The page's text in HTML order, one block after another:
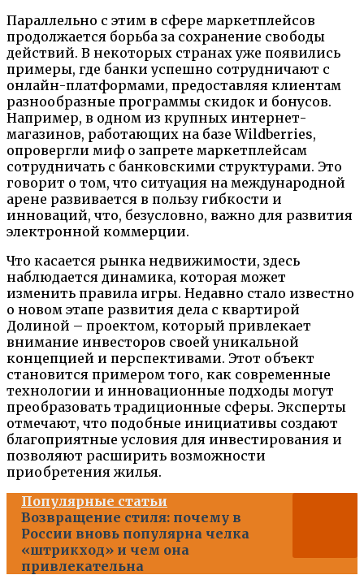
Параллельно с этим в сфере маркетплейсов
продолжается борьба за сохранение свободы
действий. В некоторых странах уже появились
примеры, где банки успешно сотрудничают с
онлайн-платформами, предоставляя клиентам
разнообразные программы скидок и бонусов.
Например, в одном из крупных интернет-
магазинов, работающих на базе Wildberries,
опровергли миф о запрете маркетплейсам
сотрудничать с банковскими структурами. Это
говорит о том, что ситуация на международной
арене развивается в пользу гибкости и
инноваций, что, безусловно, важно для развития
электронной коммерции.
Что касается рынка недвижимости, здесь
наблюдается динамика, которая может
изменить правила игры. Недавно стало известно
о новом этапе развития дела с квартирой
Долиной – проектом, который привлекает
внимание инвесторов своей уникальной
концепцией и перспективами. Этот объект
становится примером того, как современные
технологии и инновационные подходы могут
преобразовать традиционные сферы. Эксперты
отмечают, что подобные инициативы создают
благоприятные условия для инвестирования и
позволяют расширить возможности
приобретения жилья.
Популярные статьи
Возвращение стиля: почему в
России вновь популярна челка
«штрикход» и чем она
привлекательна